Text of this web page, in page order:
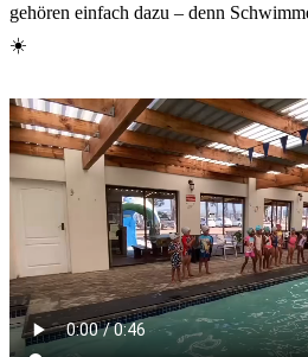
gehören einfach dazu – denn
☀️